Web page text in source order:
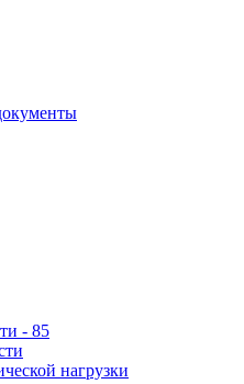
- 85
нагрузки